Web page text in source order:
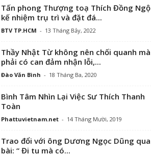
Tấn phong Thượng toạ Thích Đồng Ngộ
kế nhiệm trụ trì và đặt đá...
BTV TP.HCM - 13 Tháng Bảy, 2022
Thầy Nhật Từ không nên chối quanh mà
phải có can đảm nhận lỗi,...
Đào Văn Bình - 18 Tháng Ba, 2020
Bình Tâm Nhìn Lại Việc Sư Thích Thanh
Toàn
Phattuvietnam.net - 14 Tháng Mười, 2019
Trao đổi với ông Dương Ngọc Dũng qua
bài: “ Đi tu mà có...